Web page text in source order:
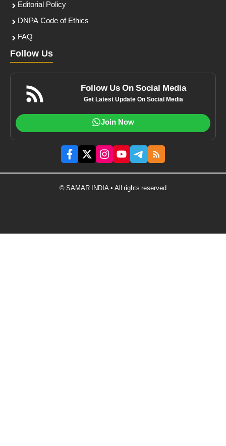
Editorial Policy
DNPA Code of Ethics
FAQ
Follow Us
Follow Us On Social Media
Get Latest Update On Social Media
Join Now
© SAMAR INDIA • All rights reserved